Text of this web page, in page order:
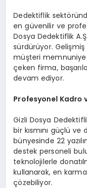
Dedektiflik
en güvenilir ve
Dosya Dedektiflik
sürdürüyor.
müşteri
çeken firma,
devam ediyor.
Profesyonel Kadro
Gizli Dosya
bir kısmını güçlü ve
bünyesinde 22
destek personeli
teknolojilerle
kullanarak, en
çözebiliyor.